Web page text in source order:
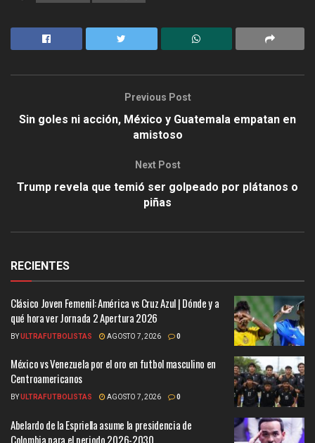
Previous Post
Sin goles ni acción, México y Guatemala empatan en
amistoso
Next Post
Trump revela que temió ser golpeado por plátanos o
piñas
RECIENTES
Clásico Joven Femenil: América vs Cruz Azul | Dónde y a
qué hora ver Jornada 2 Apertura 2026
BYULTRAFUTBOLISTAS AGOSTO 7, 2026 0
México vs Venezuela por el oro en futbol masculino en
Centroamericanos
BYULTRAFUTBOLISTAS AGOSTO 7, 2026 0
Abelardo de la Espriella asume la presidencia de
Colombia para el periodo 2026-2030